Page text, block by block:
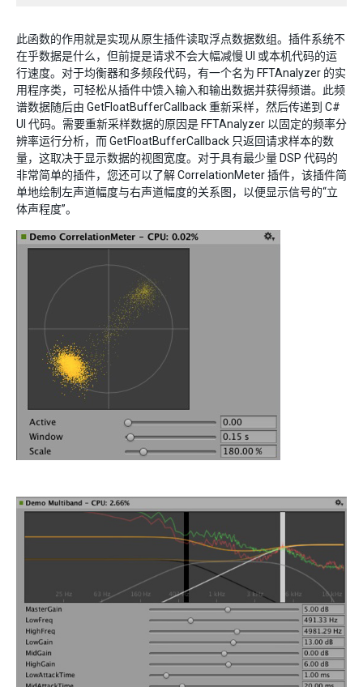
此函数的作用就是实现从原生插件读取浮点数据数组。插件系统不
在乎数据是什么，但前提是请求不会大幅减慢 UI 或本机代码的运
行速度。对于均衡器和多频段代码，有一个名为 FFTAnalyzer 的实
用程序类，可轻松从插件中馈入输入和输出数据并获得频谱。此频
谱数据随后由 GetFloatBufferCallback 重新采样，然后传递到 C#
UI 代码。需要重新采样数据的原因是 FFTAnalyzer 以固定的频率分
辨率运行分析，而 GetFloatBufferCallback 只返回请求样本的数
量，这取决于显示数据的视图宽度。对于具有最少量 DSP 代码的
非常简单的插件，您还可以了解 CorrelationMeter 插件，该插件简
单地绘制左声道幅度与右声道幅度的关系图，以便显示信号的“立
体声程度”。